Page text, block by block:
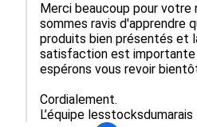
Merci beaucoup pour
sommes ravis d'apprendre
produits bien présentés et
satisfaction est importante
espérons vous revoir
Cordialement.
L’équipe lesstocksdumarais